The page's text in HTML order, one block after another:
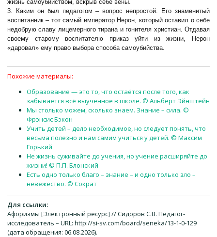
жизнь самоубийством, вскрыв себе вены.
3. Каким он был педагогом – вопрос непростой. Его знаменитый
воспитанник– тот самый император Нерон, который оставил о себе
недобрую славу лицемерного тирана и гонителя христиан. Отдавая
своему старому воспитателю приказ уйти из жизни, Нерон
«даровал» ему право выбора способа самоубийства.
Похожие материалы:
Образование — это то, что остаётся после того, как
забывается всё выученное в школе. © Альберт Эйнштейн
Мы столько можем, сколько знаем. Знание – сила. ©
Фрэнсис Бэкон
Учить детей – дело необходимое, но следует понять, что
весьма полезно и нам самим учиться у детей. © Максим
Горький
Не жизнь суживайте до учения, но учение расширяйте до
жизни! © П.П. Блонский
Есть одно только благо – знание – и одно только зло –
невежество. © Сократ
Для ссылки:
Афоризмы [Электронный ресурс] // Сидоров С.В. Педагог-
исследователь – URL: http://si-sv.com/board/seneka/13-1-0-129
(дата обращения: 06.08.2026).